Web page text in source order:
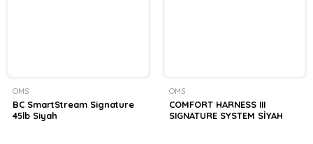
OMS
BC SmartStream Signature
45lb Siyah
OMS
COMFORT HARNESS III
SIGNATURE SYSTEM SİYAH